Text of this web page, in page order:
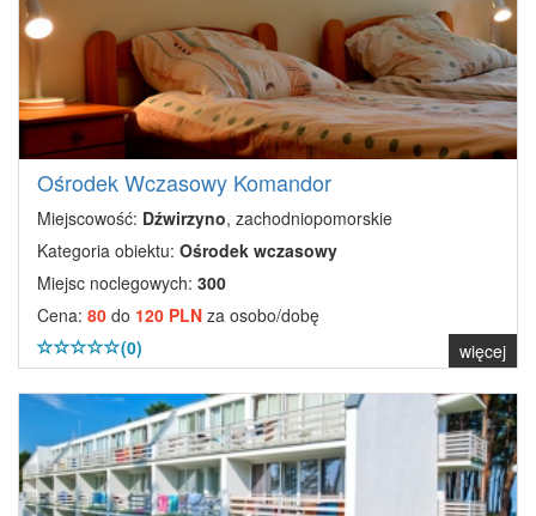
Ośrodek Wczasowy Komandor
Miejscowość: Dźwirzyno, zachodniopomorskie
Kategoria obiektu: Ośrodek wczasowy
Miejsc noclegowych: 300
Cena: 80 do 120 PLN za osobo/dobę
(0)
więcej